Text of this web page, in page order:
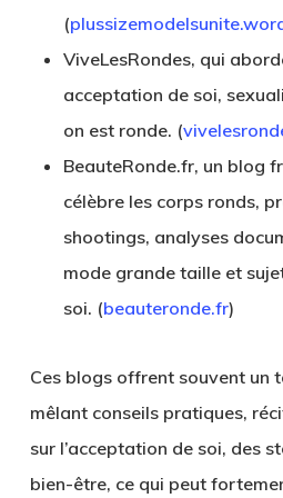
(
ViveLesRondes, qui
acceptation de soi,
on est ronde. (
BeauteRonde.fr, un blog
célèbre les corps ronds,
shootings, analyses
mode grande taille et
soi. (beauteronde.fr)
Ces blogs offrent souvent un
mêlant conseils pratiques,
sur l’acceptation de soi, des
bien-être, ce qui peut